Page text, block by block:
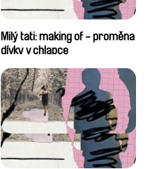
Milý tati: making of - proměna
dívky v chlapce